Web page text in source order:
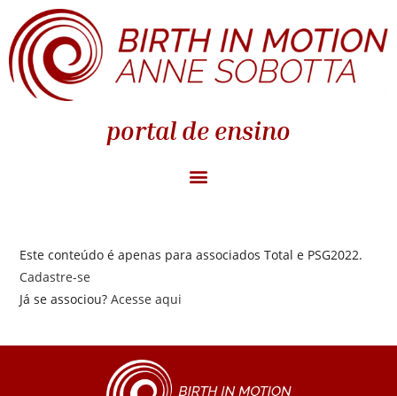
portal de ensino
Este conteúdo é apenas para associados Total e PSG2022.
Cadastre-se
Já se associou?Acesse aqui